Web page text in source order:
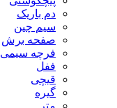
دم باریک
سیم چین
صفحه برش
فرچه سیمی
ففل
قیچی
گیره
متر